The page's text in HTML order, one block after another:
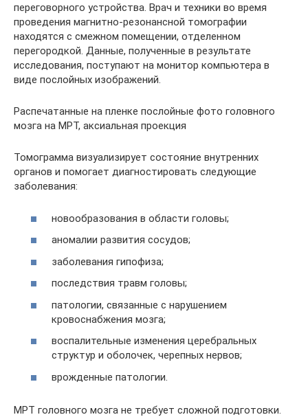
переговорного устройства. Врач и техники во время
проведения магнитно-резонансной томографии
находятся с смежном помещении, отделенном
перегородкой. Данные, полученные в результате
исследования, поступают на монитор компьютера в
виде послойных изображений.
Распечатанные на пленке послойные фото головного
мозга на МРТ, аксиальная проекция
Томограмма визуализирует состояние внутренних
органов и помогает диагностировать следующие
заболевания:
новообразования в области головы;
аномалии развития сосудов;
заболевания гипофиза;
последствия травм головы;
патологии, связанные с нарушением
кровоснабжения мозга;
воспалительные изменения церебральных
структур и оболочек, черепных нервов;
врожденные патологии.
МРТ головного мозга не требует сложной подготовки.